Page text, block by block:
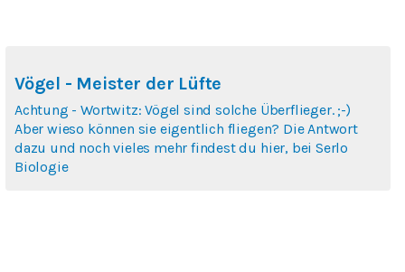
Vögel - Meister der Lüfte
Achtung - Wortwitz: Vögel sind solche Überflieger. ;-)
Aber wieso können sie eigentlich fliegen? Die Antwort
dazu und noch vieles mehr findest du hier, bei Serlo
Biologie